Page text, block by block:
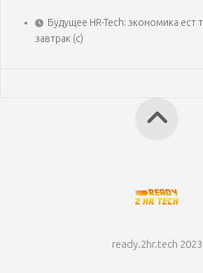
Будущее HR-Tech: экономика ест
завтрак (с)
ready.2hr.tech 2023